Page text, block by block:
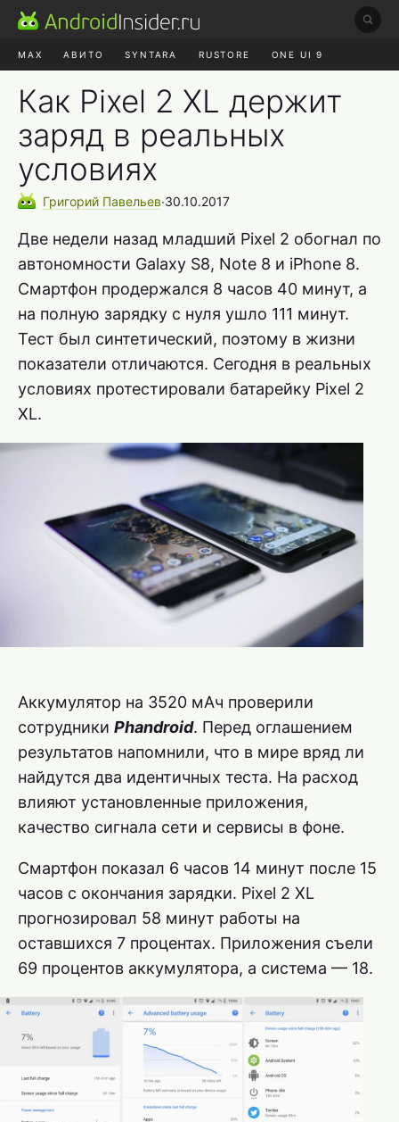
MAX АВИТО SYNTARA RUSTORE ONE UI 9
Как Pixel 2 XL держит
заряд в реальных
условиях
Григорий Павельев∙30.10.2017
Две недели назад младший Pixel 2 обогнал по
автономности Galaxy S8, Note 8 и iPhone 8.
Смартфон продержался 8 часов 40 минут, а
на полную зарядку с нуля ушло 111 минут.
Тест был синтетический, поэтому в жизни
показатели отличаются. Сегодня в реальных
условиях протестировали батарейку Pixel 2
XL.
Аккумулятор на 3520 мАч проверили
сотрудники Phandroid. Перед оглашением
результатов напомнили, что в мире вряд ли
найдутся два идентичных теста. На расход
влияют установленные приложения,
качество сигнала сети и сервисы в фоне.
Смартфон показал 6 часов 14 минут после 15
часов с окончания зарядки. Pixel 2 XL
прогнозировал 58 минут работы на
оставшихся 7 процентах. Приложения съели
69 процентов аккумулятора, а система — 18.